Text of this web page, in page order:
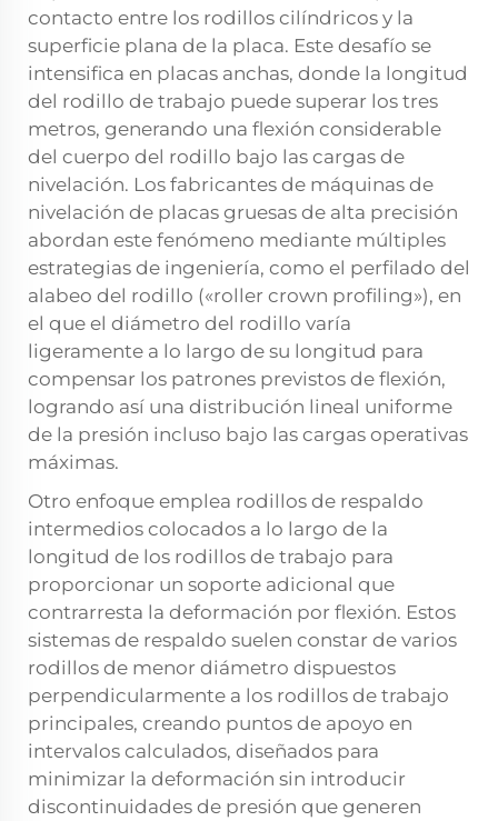
contacto entre los rodillos cilíndricos y la
superficie plana de la placa. Este desafío se
intensifica en placas anchas, donde la longitud
del rodillo de trabajo puede superar los tres
metros, generando una flexión considerable
del cuerpo del rodillo bajo las cargas de
nivelación. Los fabricantes de máquinas de
nivelación de placas gruesas de alta precisión
abordan este fenómeno mediante múltiples
estrategias de ingeniería, como el perfilado del
alabeo del rodillo («roller crown profiling»), en
el que el diámetro del rodillo varía
ligeramente a lo largo de su longitud para
compensar los patrones previstos de flexión,
logrando así una distribución lineal uniforme
de la presión incluso bajo las cargas operativas
máximas.
Otro enfoque emplea rodillos de respaldo
intermedios colocados a lo largo de la
longitud de los rodillos de trabajo para
proporcionar un soporte adicional que
contrarresta la deformación por flexión. Estos
sistemas de respaldo suelen constar de varios
rodillos de menor diámetro dispuestos
perpendicularmente a los rodillos de trabajo
principales, creando puntos de apoyo en
intervalos calculados, diseñados para
minimizar la deformación sin introducir
discontinuidades de presión que generen